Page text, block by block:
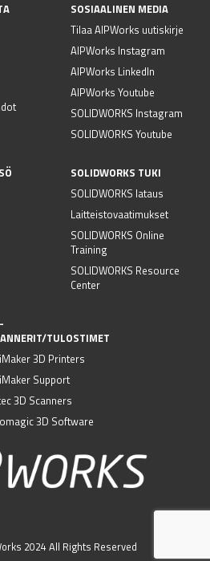
SOSIAALINEN MEDIA
Tilaa AIPWorks uutiskirje
AIPWorks Instagram
AIPWorks LinkedIn
AIPWorks Youtube
SOLIDWORKS Instagram
SOLIDWORKS Youtube
SOLIDWORKS TUKI
SOLIDWORKS lataus
Laitteistovaatimukset
SOLIDWORKS Online
Training
SOLIDWORKS Resource
Center
TULOSTIMET
3D Printers
Support
3D Scanners
3D Software
2024 All Rights Reserved